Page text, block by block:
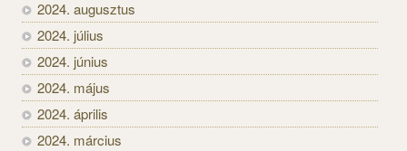
2024. augusztus
2024. július
2024. június
2024. május
2024. április
2024. március